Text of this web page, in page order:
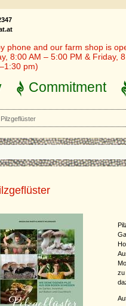
phone and our farm shop is
8:00 AM – 5:00 PM & Friday,
pm)
Commitment
Pilzgeflüster
zu